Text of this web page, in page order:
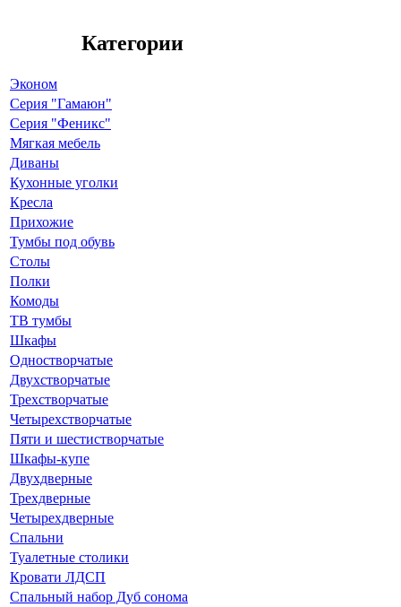
Категории
Эконом
Серия "Гамаюн"
Серия "Феникс"
Мягкая мебель
Диваны
Кухонные уголки
Кресла
Прихожие
Тумбы под обувь
Столы
Полки
Комоды
ТВ тумбы
Шкафы
Одностворчатые
Двухстворчатые
Трехстворчатые
Четырехстворчатые
Пяти и шестистворчатые
Шкафы-купе
Двухдверные
Трехдверные
Четырехдверные
Спальни
Туалетные столики
Кровати ЛДСП
Спальный набор Дуб сонома